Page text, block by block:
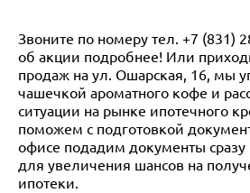
Звоните по номеру тел. +7 (831)
об акции подробнее! Или
продаж на ул. Ошарская, 16, мы
чашечкой ароматного кофе и
ситуации на рынке ипотечного
поможем с подготовкой
офисе подадим документы сразу
для увеличения шансов на
ипотеки.